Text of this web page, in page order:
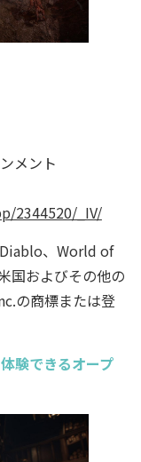
メント
2344520/_IV/
、World of
国およびその他の
の商標または登
験できるオープ